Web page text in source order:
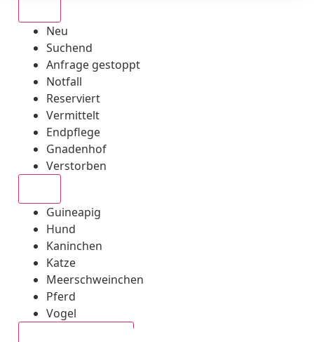
Neu
Suchend
Anfrage gestoppt
Notfall
Reserviert
Vermittelt
Endpflege
Gnadenhof
Verstorben
Guineapig
Hund
Kaninchen
Katze
Meerschweinchen
Pferd
Vogel